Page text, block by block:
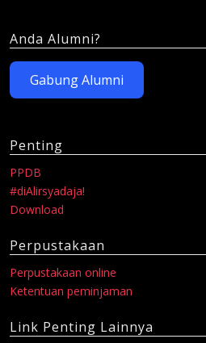
Anda Alumni?
Gabung Alumni
Penting
PPDB
#diAlirsyadaja!
Download
Perpustakaan
Perpustakaan online
Ketentuan peminjaman
Link Penting Lainnya